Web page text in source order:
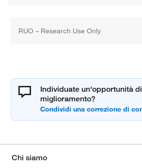
RUO – Research Use Only
Individuate un'opportunità di
miglioramento?
Chi siamo